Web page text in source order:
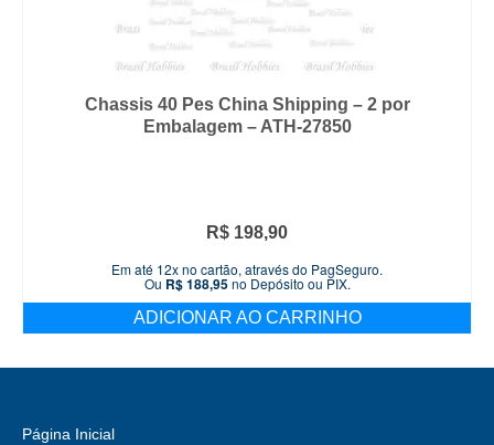
Chassis 40 Pes China Shipping – 2 por
Embalagem – ATH-27850
R$ 198,90
Em até 12x no cartão, através do PagSeguro.
Ou R$188,95no Depósito ou PIX.
ADICIONAR AO CARRINHO
Página Inicial